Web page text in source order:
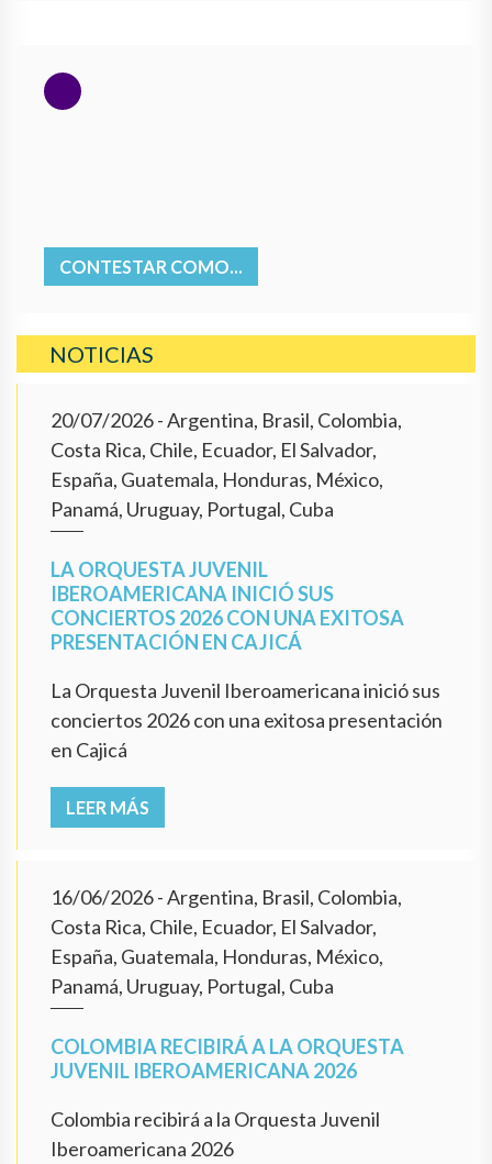
CONTESTAR COMO...
NOTICIAS
20/07/2026- Argentina, Brasil, Colombia,
Costa Rica, Chile, Ecuador, El Salvador,
España, Guatemala, Honduras, México,
Panamá, Uruguay, Portugal, Cuba
LA ORQUESTA JUVENIL
IBEROAMERICANA INICIÓ SUS
CONCIERTOS 2026 CON UNA EXITOSA
PRESENTACIÓN EN CAJICÁ
La Orquesta Juvenil Iberoamericana inició sus
conciertos 2026 con una exitosa presentación
en Cajicá
LEER MÁS
16/06/2026- Argentina, Brasil, Colombia,
Costa Rica, Chile, Ecuador, El Salvador,
España, Guatemala, Honduras, México,
Panamá, Uruguay, Portugal, Cuba
COLOMBIA RECIBIRÁ A LA ORQUESTA
JUVENIL IBEROAMERICANA 2026
Colombia recibirá a la Orquesta Juvenil
Iberoamericana 2026